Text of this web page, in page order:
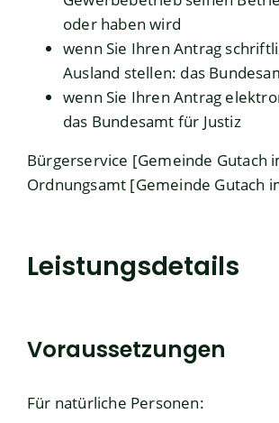
oder haben wird
wenn Sie Ihren Antrag
Ausland stellen: das
wenn Sie Ihren Antrag
das Bundesamt für Justiz
Bürgerservice [Gemeinde Gutach
Ordnungsamt [Gemeinde Gutach
Leistungsdetails
Voraussetzungen
Für natürliche Personen: